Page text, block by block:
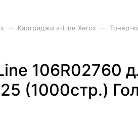
Картриджи s-Line Xerox
Тонер-
106R02760
(1000стр.)